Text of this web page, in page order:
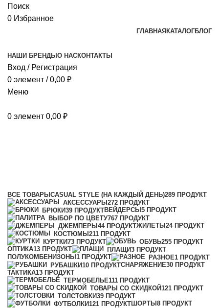
Поиск
0 Избранное
ГЛАВНАЯ КАТАЛОГБЛОГ
НАШИ БРЕНДЫ О НАСКОНТАКТЫ
Вход / Регистрация
0 элемент / 0,00 ₽
Меню
0 элемент 0,00 ₽
ВСЕ ТОВАРЫ CASUAL STYLE (НА КАЖДЫЙ ДЕНЬ)289 ПРОДУКТ
АКСЕССУАРЫ272 ПРОДУКТ
БРЮКИ39 ПРОДУКТВЕЙДЕРСЫ 5 ПРОДУКТ
ВЫБОР ПО ЦВЕТУ767 ПРОДУКТ
ДЖЕМПЕРЫ44 ПРОДУКТЖИЛЕТЫ 24 ПРОДУКТ
КОСТЮМЫ211 ПРОДУКТ
КУРТКИ73 ПРОДУКТ ОБУВЬ255 ПРОДУКТ
ОПТИКА13 ПРОДУКТ ПЛАЩИ3 ПРОДУКТ
ПОЛУКОМБЕНИЗОНЫ 1 ПРОДУКТ РАЗНОЕ1 ПРОДУКТ
РУБАШКИ10 ПРОДУКТСНАРЯЖЕНИЕ30 ПРОДУКТ
ТАКТИКА13 ПРОДУКТ
ТЕРМОБЕЛЬЕ111 ПРОДУКТ
ТОВАРЫ СО СКИДКОЙ121 ПРОДУКТ
ТОЛСТОВКИ39 ПРОДУКТ
ФУТБОЛКИ121 ПРОДУКТШОРТЫ 8 ПРОДУКТ